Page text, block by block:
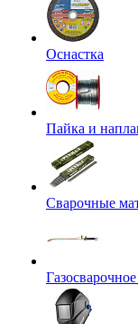
Оснастка
Пайка и
Сварочные